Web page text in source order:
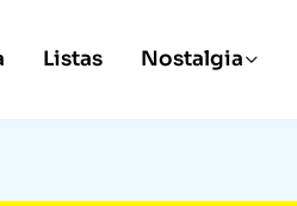
Listas Nostalgia